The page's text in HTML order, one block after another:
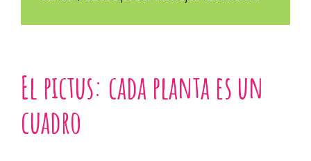
El pictus: cada planta es un
cuadro